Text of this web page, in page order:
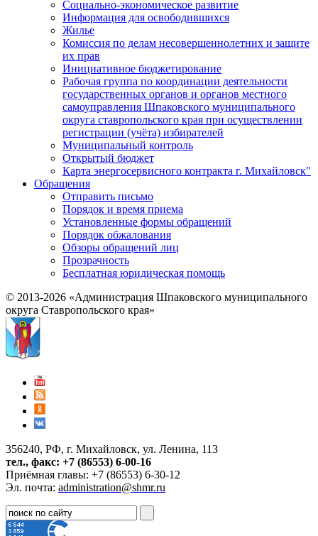
Социально-экономическое развитие
Информация для освободившихся
Жилье
Комиссия по делам несовершеннолетних и защите
их прав
Инициативное бюджетирование
Рабочая группа по координации деятельности
государственных органов и органов местного
самоуправления Шпаковского муниципального
округа ставропольского края при осуществлении
регистрации (учёта) избирателей
Муниципальный контроль
Открытый бюджет
Карта энергосервисного контракта г. Михайловск"
Обращения
Отправить письмо
Порядок и время приема
Установленные формы обращений
Порядок обжалования
Обзоры обращений лиц
Прозрачность
Бесплатная юридическая помощь
© 2013-2026 «Администрация Шпаковского муниципального
округа Ставропольского края»
356240, РФ, г. Михайловск, ул. Ленина, 113
тел., факс: +7 (86553) 6-00-16
Приёмная главы: +7 (86553) 6-30-12
Эл. почта: administration@shmr.ru